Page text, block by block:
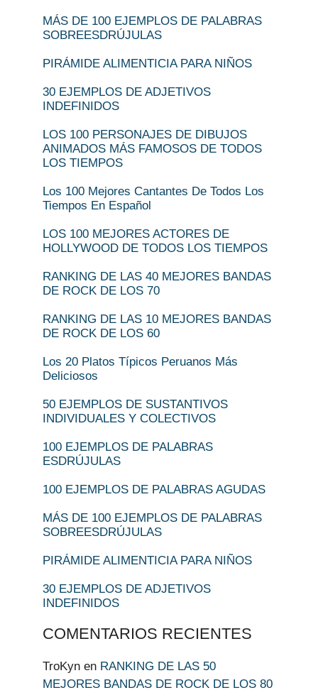
MÁS DE 100 EJEMPLOS DE PALABRAS
SOBREESDRÚJULAS
PIRÁMIDE ALIMENTICIA PARA NIÑOS
30 EJEMPLOS DE ADJETIVOS
INDEFINIDOS
LOS 100 PERSONAJES DE DIBUJOS
ANIMADOS MÁS FAMOSOS DE TODOS
LOS TIEMPOS
Los 100 Mejores Cantantes De Todos Los
Tiempos En Español
LOS 100 MEJORES ACTORES DE
HOLLYWOOD DE TODOS LOS TIEMPOS
RANKING DE LAS 40 MEJORES BANDAS
DE ROCK DE LOS 70
RANKING DE LAS 10 MEJORES BANDAS
DE ROCK DE LOS 60
Los 20 Platos Típicos Peruanos Más
Deliciosos
50 EJEMPLOS DE SUSTANTIVOS
INDIVIDUALES Y COLECTIVOS
100 EJEMPLOS DE PALABRAS
ESDRÚJULAS
100 EJEMPLOS DE PALABRAS AGUDAS
MÁS DE 100 EJEMPLOS DE PALABRAS
SOBREESDRÚJULAS
PIRÁMIDE ALIMENTICIA PARA NIÑOS
30 EJEMPLOS DE ADJETIVOS
INDEFINIDOS
COMENTARIOS RECIENTES
TroKyn en RANKING DE LAS 50
MEJORES BANDAS DE ROCK DE LOS 80